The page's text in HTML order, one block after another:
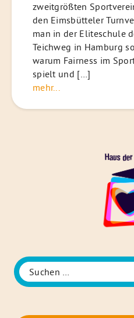
zweitgrößten
den Eimsbütteler
man in der Eliteschule
Teichweg in Hamburg
warum Fairness im
spielt und […]
mehr...
Suche
Suchen
nach: